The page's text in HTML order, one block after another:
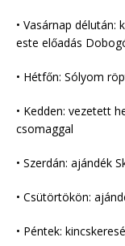
• Vasárnap
este előadás
• Hétfőn: Sólyom
• Kedden: vezetett
csomaggal
• Szerdán: ajándék
• Csütörtökön:
• Péntek: